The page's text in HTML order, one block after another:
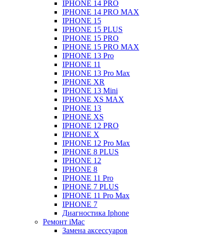
IPHONE 14 PRO
IPHONE 14 PRO MAX
IPHONE 15
IPHONE 15 PLUS
IPHONE 15 PRO
IPHONE 15 PRO MAX
IPHONE 13 Pro
IPHONE 11
IPHONE 13 Pro Max
IPHONE XR
IPHONE 13 Mini
IPHONE XS MAX
IPHONE 13
IPHONE XS
IPHONE 12 PRO
IPHONE X
IPHONE 12 Pro Max
IPHONE 8 PLUS
IPHONE 12
IPHONE 8
IPHONE 11 Pro
IPHONE 7 PLUS
IPHONE 11 Pro Max
IPHONE 7
Диагностика Iphone
Ремонт iMac
Замена аксессуаров